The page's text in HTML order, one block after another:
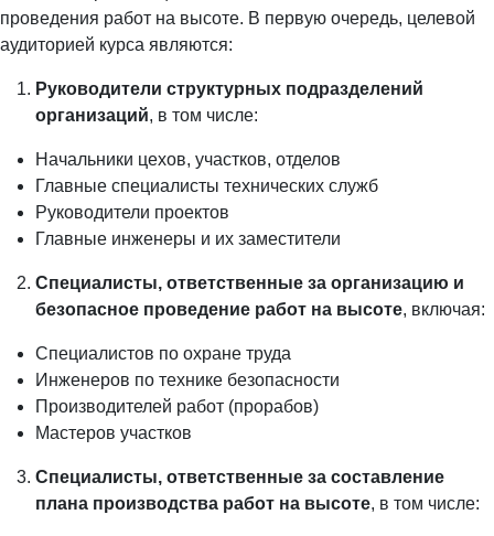
проведения работ на высоте. В первую очередь, целевой
аудиторией курса являются:
Руководители структурных подразделений
организаций, в том числе:
Начальники цехов, участков, отделов
Главные специалисты технических служб
Руководители проектов
Главные инженеры и их заместители
Специалисты, ответственные за организацию и
безопасное проведение работ на высоте, включая:
Специалистов по охране труда
Инженеров по технике безопасности
Производителей работ (прорабов)
Мастеров участков
Специалисты, ответственные за составление
плана производства работ на высоте, в том числе: